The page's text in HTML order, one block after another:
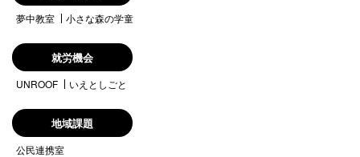
夢中教室 小さな森の学童
就労機会
UNROOF いえとしごと
地域課題
公民連携室